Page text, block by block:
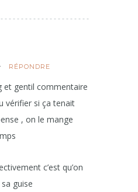
RÉPONDRE
et gentil commentaire
vérifier si ça tenait
, on le mange
c’est qu’on
guise